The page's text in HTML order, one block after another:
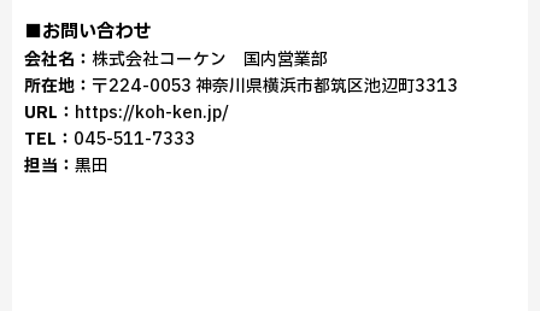
■お問い合わせ
会社名： 株式会社コーケン 国内営業部
所在地： 〒224-0053 神奈川県横浜市都筑区池辺町3313
URL： https://koh-ken.jp/
TEL： 045-511-7333
担当： 黒田